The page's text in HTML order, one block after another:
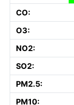
CO:
O3:
NO2:
SO2:
PM2.5:
PM10: